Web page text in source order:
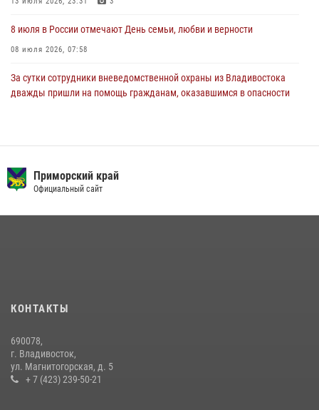
23 июля 2026, 22:45
8 июля в России отмечают День семьи, любви и верности
08 июля 2026, 07:58
За сутки сотрудники вневедомственной охраны из Владивостока
дважды пришли на помощь гражданам, оказавшимся в опасности
09 июля 2026, 06:08 2
08 июля 2026, 07:52
действия постояльца гостиницы
16 июля 2026, 01:13
Приморский край
Официальный сайт
КОНТАКТЫ
690078,
г. Владивосток,
ул. Магнитогорская, д. 5
+ 7 (423) 239-50-21